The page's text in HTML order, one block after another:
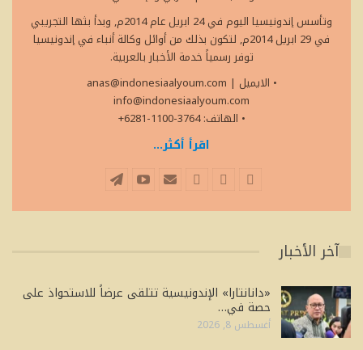
وتأسس إندونيسيا اليوم في 24 ابريل عام 2014م, وبدأ بثها التجريبي
في 29 ابريل 2014م, لتكون بذلك من أوائل وكالة أنباء في إندونيسيا
توفر رسمياً خدمة الأخبار بالعربية.
• الايميل
anas@indonesiaalyoum.com |
info@indonesiaalyoum.com
• الهاتف: 3764-1100-6281+
اقرأ أكثر...
آخر الأخبار
«دانانتارا» الإندونيسية تتلقى عرضاً للاستحواذ على
حصة في…
أغسطس 8, 2026